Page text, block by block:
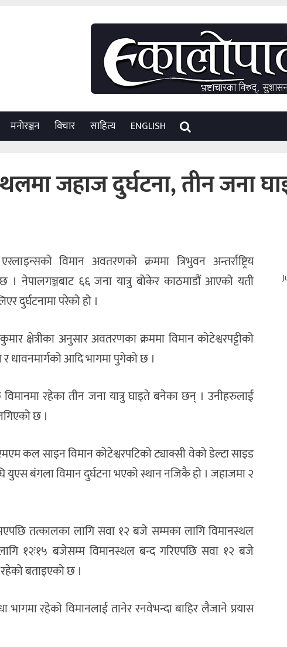
मनाेरञ्जन विचार साहित्य ENGLISH
जहाज दुर्घटना, तीन जना
विमान अवतरणको क्रममा त्रिभुवन अन्तर्राष्ट्रिय
। नेपालगञ्जबाट ६६ जना यात्रु बोकेर काठमाडौं आएको यती
दुर्घटनामा परेको हो ।
क्षेत्रीका अनुसार अवतरणका क्रममा विमान कोटेश्वरपट्टीको
र धावनमार्गको आदि भागमा पुगेको छ ।
विमानमा रहेका तीन जना यात्रु घाइते बनेका छन् । उनीहरुलाई
छ ।
कल साइन विमान कोटेश्वरपटिको ट्याक्सी वेको डेल्टा साइड
युएस बंगला विमान दुर्घटना भएको स्थान नजिकै हो । जहाजमा २
तत्कालका लागि सवा १२ बजे सम्मका लागि विमानस्थल
१२ः१५ बजेसम्म विमानस्थल बन्द गरिएपछि सवा १२ बजे
बताइएको छ ।
रहेको विमानलाई तानेर रनवेभन्दा बाहिर लैजाने प्रयास